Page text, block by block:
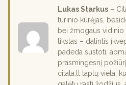
Lukas Starkus –
turinio kūrėjas,
bei žmogaus vidinio
tikslas – dalintis
padeda sustoti,
prasmingesnį
citata.lt taptų vieta,